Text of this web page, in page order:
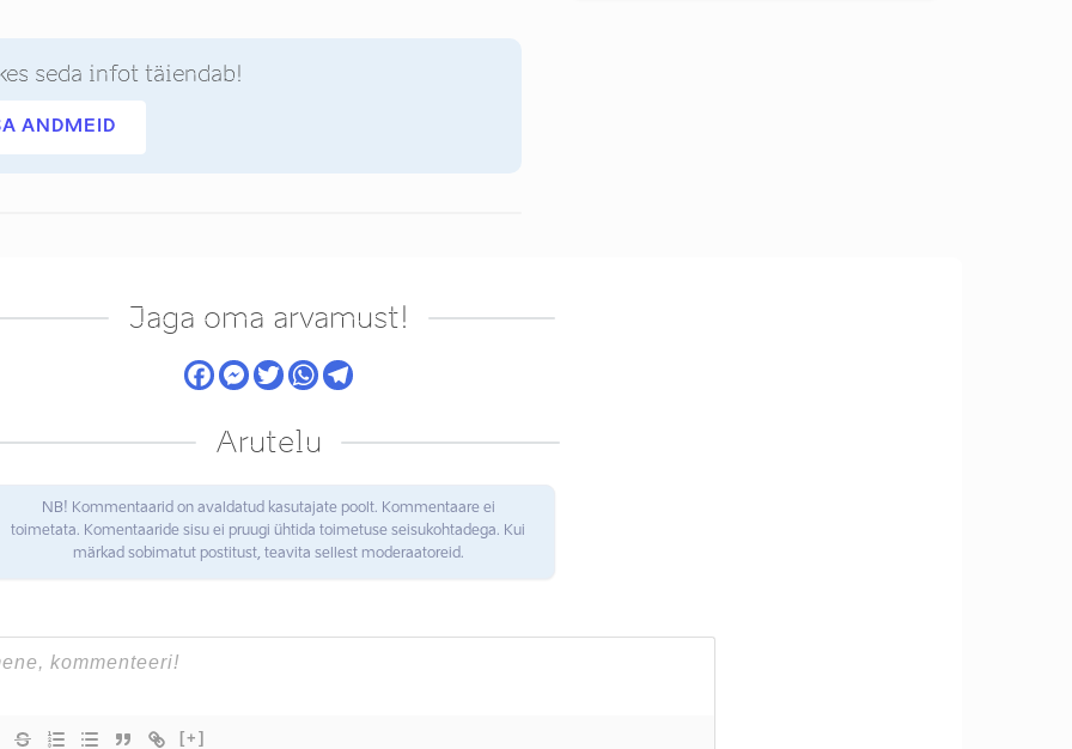
seda infot täiendab!
ANDMEID
Jaga oma arvamust!
Arutelu
NB! Kommentaarid on avaldatud kasutajate poolt. Kommentaare ei
toimetata. Komentaaride sisu ei pruugi ühtida toimetuse seisukohtadega. Kui
märkad sobimatut postitust, teavita sellest moderaatoreid.
[+]